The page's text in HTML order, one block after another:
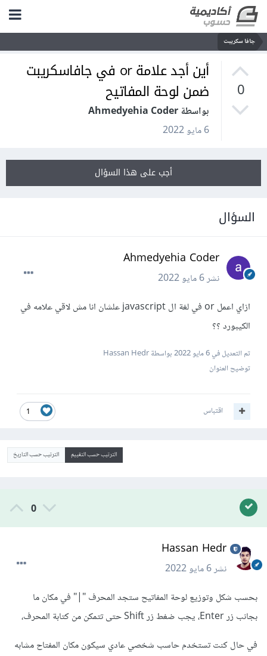
جافا سكريبت
0
أين أجد علامة or في جافاسكريبت
ضمن لوحة المفاتيح
بواسطة Ahmedyehia Coder
6 مايو 2022
أجب على هذا السؤال
السؤال
Ahmedyehia Coder
نشر6 مايو 2022
ازاي اعمل or في لغة ال javascript علشان انا مش لاقي علامه في
الكيبورد ؟؟
تم التعديل في6 مايو 2022
بواسطة Hassan Hedr
توضيح العنوان
1 اقتباس
الترتيب حسب التقييم الترتيب حسب التاريخ
0
Hassan Hedr
نشر6 مايو 2022
بحسب شكل وتوزيع لوحة المفاتيح ستجد المحرف "|" في مكان ما
بجانب زر Enter، يجب ضغط زر Shift حتى تتمكن من كتابة المحرف،
في حال كنت تستخدم حاسب شخصي عادي سيكون مكان المفتاح مشابه